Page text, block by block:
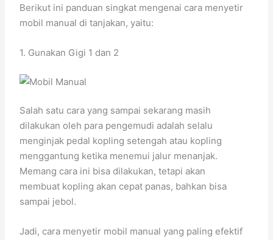
Berikut ini panduan singkat mengenai cara menyetir
mobil manual di tanjakan, yaitu:
1. Gunakan Gigi 1 dan 2
Salah satu cara yang sampai sekarang masih
dilakukan oleh para pengemudi adalah selalu
menginjak pedal kopling setengah atau kopling
menggantung ketika menemui jalur menanjak.
Memang cara ini bisa dilakukan, tetapi akan
membuat kopling akan cepat panas, bahkan bisa
sampai jebol.
Jadi, cara menyetir mobil manual yang paling efektif